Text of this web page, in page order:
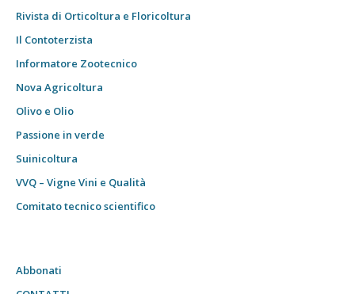
Rivista di Orticoltura e Floricoltura
Il Contoterzista
Informatore Zootecnico
Nova Agricoltura
Olivo e Olio
Passione in verde
Suinicoltura
VVQ – Vigne Vini e Qualità
Comitato tecnico scientifico
Abbonati